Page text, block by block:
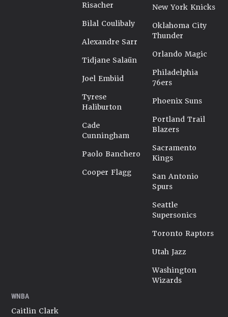
Risacher
Bilal Coulibaly
Alexandre Sarr
Tidjane Salaün
Joel Embiid
Tyrese
Haliburton
Cade
Cunningham
Paolo Banchero
Cooper Flagg
New York Knicks
Oklahoma City
Thunder
Orlando Magic
Philadelphia
76ers
Phoenix Suns
Portland Trail
Blazers
Sacramento
Kings
San Antonio
Spurs
Seattle
Supersonics
Toronto Raptors
Utah Jazz
Washington
Wizards
WNBA
Caitlin Clark